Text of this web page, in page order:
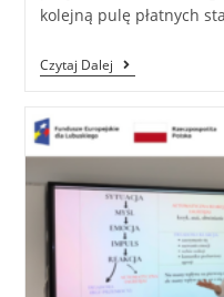
kolejną pulę płatnych
Czytaj Dalej